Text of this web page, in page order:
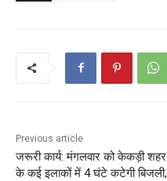
Previous article
जरूरी कार्य: मंगलवार को केकड़ी शहर
के कई इलाकों में 4 घंटे कटेगी बिजली,